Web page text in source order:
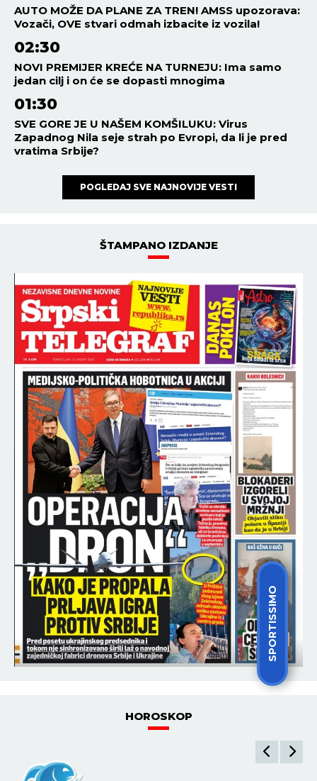
SPORTISSIMO
AUTO MOŽE DA PLANE ZA TREN! AMSS upozorava:
Vozači, OVE stvari odmah izbacite iz vozila!
02:30
NOVI PREMIJER KREĆE NA TURNEJU: Ima samo
jedan cilj i on će se dopasti mnogima
01:30
SVE GORE JE U NAŠEM KOMŠILUKU: Virus
Zapadnog Nila seje strah po Evropi, da li je pred
vratima Srbije?
POGLEDAJ SVE NAJNOVIJE VESTI
ŠTAMPANO IZDANJE
HOROSKOP